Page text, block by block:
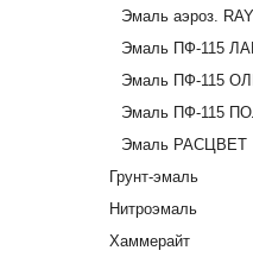
Эмаль аэроз.
Эмаль ПФ-115
Эмаль ПФ-115
Эмаль ПФ-115
Эмаль РАСЦВЕТ
Грунт-эмаль
Нитроэмаль
Хаммерайт